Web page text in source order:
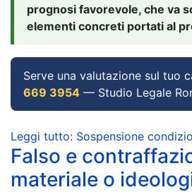
prognosi favorevole, che va
elementi concreti portati al
Serve una valutazione sul tuo
669 3954 — Studio Legale
Leggi tutto: Sospensione
Falso e
materiale o